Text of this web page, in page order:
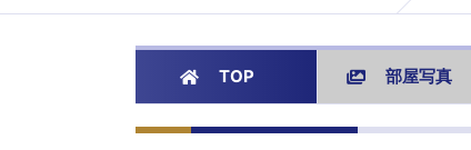
TOP 部屋写真